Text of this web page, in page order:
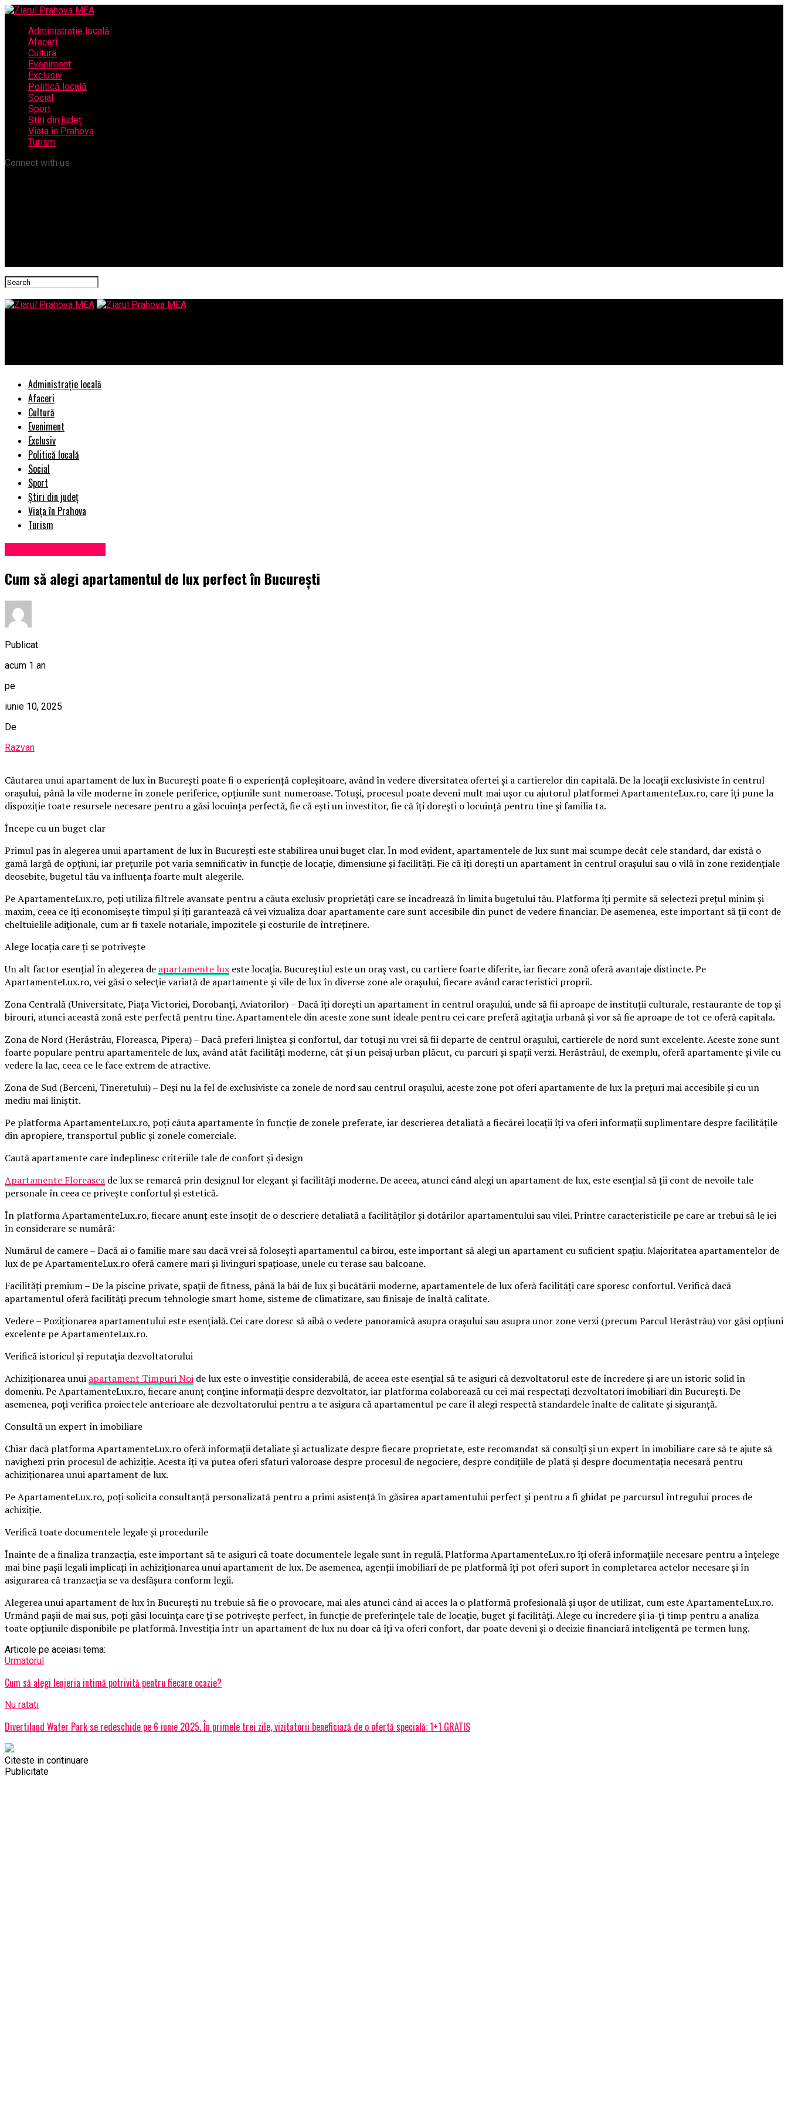
Administrație locală
Afaceri
Cultură
Eveniment
Exclusiv
Politică locală
Social
Sport
Știri din județ
Viața în Prahova
Turism
Connect with us
Administrație locală
Afaceri
Cultură
Eveniment
Exclusiv
Politică locală
Social
Sport
Știri din județ
Viața în Prahova
Turism
Cum să alegi apartamentul de lux perfect în București
Publicat
acum 1 an
pe
iunie 10, 2025
De
Razvan
Căutarea unui apartament de lux în București poate fi o experiență copleșitoare, având în vedere diversitatea ofertei și a cartierelor din capitală. De la locații exclusiviste în centrul
orașului, până la vile moderne în zonele periferice, opțiunile sunt numeroase. Totuși, procesul poate deveni mult mai ușor cu ajutorul platformei ApartamenteLux.ro, care îți pune la
dispoziție toate resursele necesare pentru a găsi locuința perfectă, fie că ești un investitor, fie că îți dorești o locuință pentru tine și familia ta.
Începe cu un buget clar
Primul pas în alegerea unui apartament de lux în București este stabilirea unui buget clar. În mod evident, apartamentele de lux sunt mai scumpe decât cele standard, dar există o
gamă largă de opțiuni, iar prețurile pot varia semnificativ în funcție de locație, dimensiune și facilități. Fie că îți dorești un apartament în centrul orașului sau o vilă în zone rezidențiale
deosebite, bugetul tău va influența foarte mult alegerile.
Pe ApartamenteLux.ro, poți utiliza filtrele avansate pentru a căuta exclusiv proprietăți care se încadrează în limita bugetului tău. Platforma îți permite să selectezi prețul minim și
maxim, ceea ce îți economisește timpul și îți garantează că vei vizualiza doar apartamente care sunt accesibile din punct de vedere financiar. De asemenea, este important să ții cont de
cheltuielile adiționale, cum ar fi taxele notariale, impozitele și costurile de întreținere.
Alege locația care ți se potrivește
Un alt factor esențial în alegerea de apartamente lux este locația. Bucureștiul este un oraș vast, cu cartiere foarte diferite, iar fiecare zonă oferă avantaje distincte. Pe
ApartamenteLux.ro, vei găsi o selecție variată de apartamente și vile de lux în diverse zone ale orașului, fiecare având caracteristici proprii.
Zona Centrală (Universitate, Piața Victoriei, Dorobanți, Aviatorilor) – Dacă îți dorești un apartament în centrul orașului, unde să fii aproape de instituții culturale, restaurante de top și
birouri, atunci această zonă este perfectă pentru tine. Apartamentele din aceste zone sunt ideale pentru cei care preferă agitația urbană și vor să fie aproape de tot ce oferă capitala.
Zona de Nord (Herăstrău, Floreasca, Pipera) – Dacă preferi liniștea și confortul, dar totuși nu vrei să fii departe de centrul orașului, cartierele de nord sunt excelente. Aceste zone sunt
foarte populare pentru apartamentele de lux, având atât facilități moderne, cât și un peisaj urban plăcut, cu parcuri și spații verzi. Herăstrăul, de exemplu, oferă apartamente și vile cu
vedere la lac, ceea ce le face extrem de atractive.
Zona de Sud (Berceni, Tineretului) – Deși nu la fel de exclusiviste ca zonele de nord sau centrul orașului, aceste zone pot oferi apartamente de lux la prețuri mai accesibile și cu un
mediu mai liniștit.
Pe platforma ApartamenteLux.ro, poți căuta apartamente în funcție de zonele preferate, iar descrierea detaliată a fiecărei locații îți va oferi informații suplimentare despre facilitățile
din apropiere, transportul public și zonele comerciale.
Caută apartamente care îndeplinesc criteriile tale de confort și design
Apartamente Floreasca de lux se remarcă prin designul lor elegant și facilități moderne. De aceea, atunci când alegi un apartament de lux, este esențial să ții cont de nevoile tale
personale în ceea ce privește confortul și estetică.
În platforma ApartamenteLux.ro, fiecare anunț este însoțit de o descriere detaliată a facilităților și dotărilor apartamentului sau vilei. Printre caracteristicile pe care ar trebui să le iei
în considerare se numără:
Numărul de camere – Dacă ai o familie mare sau dacă vrei să folosești apartamentul ca birou, este important să alegi un apartament cu suficient spațiu. Majoritatea apartamentelor de
lux de pe ApartamenteLux.ro oferă camere mari și livinguri spațioase, unele cu terase sau balcoane.
Facilități premium – De la piscine private, spații de fitness, până la băi de lux și bucătării moderne, apartamentele de lux oferă facilități care sporesc confortul. Verifică dacă
apartamentul oferă facilități precum tehnologie smart home, sisteme de climatizare, sau finisaje de înaltă calitate.
Vedere – Poziționarea apartamentului este esențială. Cei care doresc să aibă o vedere panoramică asupra orașului sau asupra unor zone verzi (precum Parcul Herăstrău) vor găsi opțiuni
excelente pe ApartamenteLux.ro.
Verifică istoricul și reputația dezvoltatorului
Achiziționarea unui apartament Timpuri Noi de lux este o investiție considerabilă, de aceea este esențial să te asiguri că dezvoltatorul este de încredere și are un istoric solid în
domeniu. Pe ApartamenteLux.ro, fiecare anunț conține informații despre dezvoltator, iar platforma colaborează cu cei mai respectați dezvoltatori imobiliari din București. De
asemenea, poți verifica proiectele anterioare ale dezvoltatorului pentru a te asigura că apartamentul pe care îl alegi respectă standardele înalte de calitate și siguranță.
Consultă un expert în imobiliare
Chiar dacă platforma ApartamenteLux.ro oferă informații detaliate și actualizate despre fiecare proprietate, este recomandat să consulți și un expert în imobiliare care să te ajute să
navighezi prin procesul de achiziție. Acesta îți va putea oferi sfaturi valoroase despre procesul de negociere, despre condițiile de plată și despre documentația necesară pentru
achiziționarea unui apartament de lux.
Pe ApartamenteLux.ro, poți solicita consultanță personalizată pentru a primi asistență în găsirea apartamentului perfect și pentru a fi ghidat pe parcursul întregului proces de
achiziție.
Verifică toate documentele legale și procedurile
Înainte de a finaliza tranzacția, este important să te asiguri că toate documentele legale sunt în regulă. Platforma ApartamenteLux.ro îți oferă informațiile necesare pentru a înțelege
mai bine pașii legali implicați în achiziționarea unui apartament de lux. De asemenea, agenții imobiliari de pe platformă îți pot oferi suport în completarea actelor necesare și în
asigurarea că tranzacția se va desfășura conform legii.
Alegerea unui apartament de lux în București nu trebuie să fie o provocare, mai ales atunci când ai acces la o platformă profesională și ușor de utilizat, cum este ApartamenteLux.ro.
Urmând pașii de mai sus, poți găsi locuința care ți se potrivește perfect, în funcție de preferințele tale de locație, buget și facilități. Alege cu încredere și ia-ți timp pentru a analiza
toate opțiunile disponibile pe platformă. Investiția într-un apartament de lux nu doar că îți va oferi confort, dar poate deveni și o decizie financiară inteligentă pe termen lung.
Articole pe aceiasi tema:
Urmatorul
Cum să alegi lenjeria intimă potrivită pentru fiecare ocazie?
Nu ratati
Divertiland Water Park se redeschide pe 6 iunie 2025. În primele trei zile, vizitatorii beneficiază de o ofertă specială: 1+1 GRATIS
Citeste in continuare
Publicitate